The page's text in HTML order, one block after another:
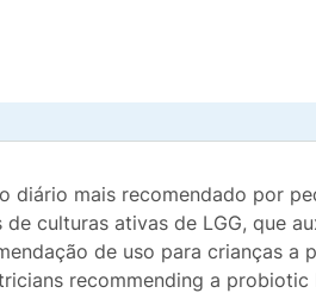
diário mais recomendado por
culturas ativas de LGG, que
de uso para crianças a
recommending a probiotic